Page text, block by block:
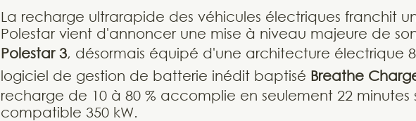
La recharge ultrarapide des véhicules électriques franchit
Polestar vient d'annoncer une mise à niveau majeure de
Polestar 3, désormais équipé d'une architecture électrique
logiciel de gestion de batterie inédit baptisé Breathe
recharge de 10 à 80 % accomplie en seulement 22 minutes
compatible 350 kW.